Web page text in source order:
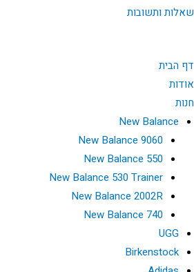
שאלות ותשובות
דף הבית
אודות
חנות
New Balance
New Balance 9060
New Balance 550
New Balance 530 Trainer
New Balance 2002R
New Balance 740
UGG
Birkenstock